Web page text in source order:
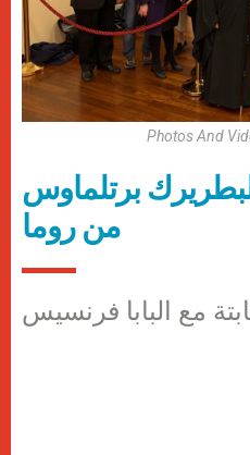
Photos And
برتلماوس
من روما
مع البابا فرنسيس